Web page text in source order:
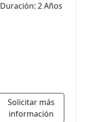
Duración: 2 Años
Solicitar más
información